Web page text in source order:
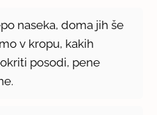
naseka, doma jih še
v kropu, kakih
posodi, pene